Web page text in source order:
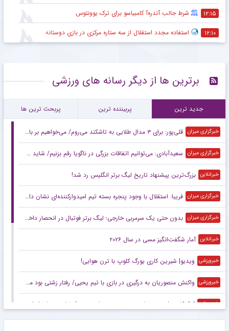
۱۲:۱۵ شرط جالب آندره‌آ کامبیاسو برای ترک یوونتوس
۱۲:۱۰ استفاده مجدد استقلال از سه ستاره مرکزی در بازی دوستانه
برترین ها از دیگر رسانه های ورزشی
جدید ترین پربیننده ترین پربحث ترین ها
خبرگزاری میزان قلی‌پور: برای ۳ مدال طلایی به تاشکند می‌روم/ می‌خواهیم بر بام آسیا بایستیم
خبرگزاری میزان سعیدآبادی: می‌توانیم اتفاقات بزرگی در ناگویا رقم بزنیم/ شاید حریفانم از سبک مبارزه من شگفت‌زده شوند
خبرانلاین بزرگ‌ترین پیشنهاد تاریخ لیگ برتر انگلیس رد شد!
خبرگزاری میزان فریبا: استقلال با وجود پنجره بسته تیم امیدوارکننده‌ای نشان داد/ لیگ امسال قابل پیش‌بینی نیست
خبرگزاری میزان بدون حتی یک سرمربی خارجی؛ لیگ برتر فوتبال در انحصار داخلی‌ها/ فصل آزمون مربیان ایرانی با چاشنی تکرار و فرصت طلایی
خبرانلاین آمار شگفت‌انگیز مسی در سال ۲۰۲۶
خبرورزشی ویدیو| شیرین کاری یورگ کلوپ با ترن هوایی!
خبرورزشی واکنش منصوریان به درگیری در بازی با تیم یحیی/ رفتار زشتی بود مگر ورزش بوکس است؟
خبرورزشی کتک‌کاری شدید در بازی تیم یحیی و علی منصور/ خشم مربیان ایرانی‌ و قرعه خبرساز با رویارویی تلخ!